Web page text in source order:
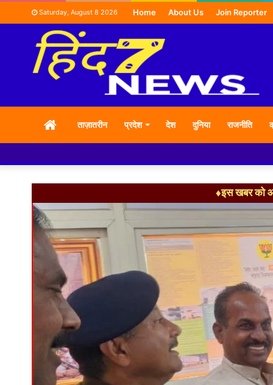
Saturday, August 8 2026 Home About Us Join Reporter
HOMEताज़ातरीन प्रदेश देश दुनिया राजनीति
♦इस खबर को